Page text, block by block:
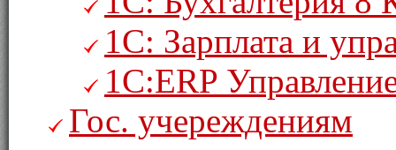
1С: Зарплата и
1С:ERP
Гос. учереждениям